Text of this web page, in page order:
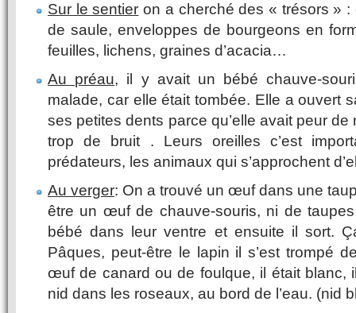
Sur le sentier on a cherché des « trésors »
de saule, enveloppes de bourgeons en
feuilles, lichens, graines d’acacia…
Au préau, il y avait un bébé chauve-
malade, car elle était tombée. Elle a ouvert
ses petites dents parce qu’elle avait peur de
trop de bruit . Leurs oreilles c’est
prédateurs, les animaux qui s’approchent
Au verger: On a trouvé un œuf dans une
être un œuf de chauve-souris, ni de taupes
bébé dans leur ventre et ensuite il sort.
Pâques, peut-être le lapin il s’est trompé
œuf de canard ou de foulque, il était blanc,
nid dans les roseaux, au bord de l’eau. (nid